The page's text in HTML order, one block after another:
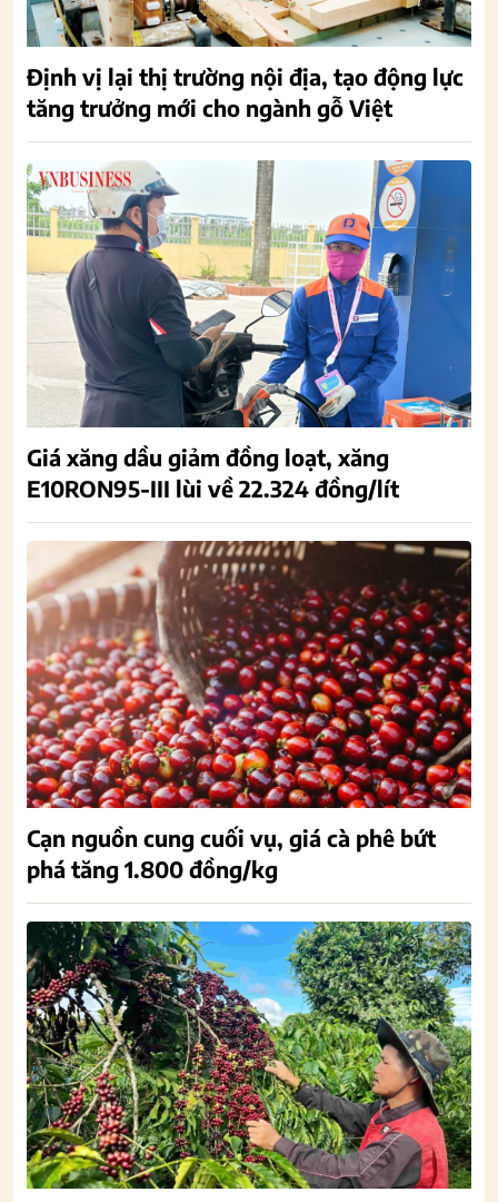
Định vị lại thị trường nội địa, tạo động lực
tăng trưởng mới cho ngành gỗ Việt
Giá xăng dầu giảm đồng loạt, xăng
E10RON95-III lùi về 22.324 đồng/lít
Cạn nguồn cung cuối vụ, giá cà phê bứt
phá tăng 1.800 đồng/kg